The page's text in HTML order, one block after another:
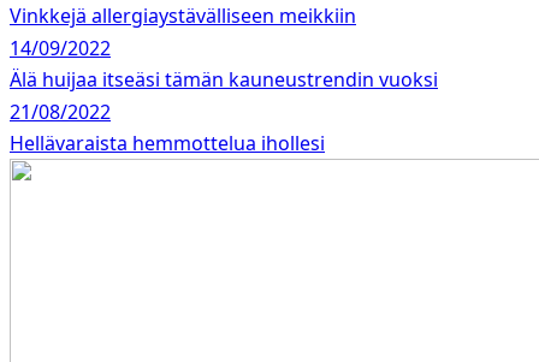
Vinkkejä allergiaystävälliseen meikkiin
14/09/2022
Älä huijaa itseäsi tämän kauneustrendin vuoksi
21/08/2022
Hellävaraista hemmottelua ihollesi